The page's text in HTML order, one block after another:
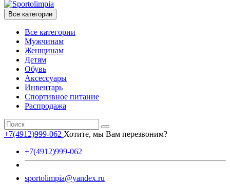
Все категории
Все категории
Мужчинам
Женщинам
Детям
Обувь
Аксессуары
Инвентарь
Спортивное питание
Распродажа
+7(4912)999-062 Хотите, мы Вам перезвоним?
+7(4912)999-062
sportolimpia@yandex.ru